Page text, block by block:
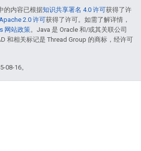
的内容已根据知识共享署名 4.0 许可获得了许
2.0 许可获得了许可。如需了解详情，
网站政策。Java 是 Oracle 和/或其关联公司
和相关标记是 Thread Group 的商标，经许可
08-16。